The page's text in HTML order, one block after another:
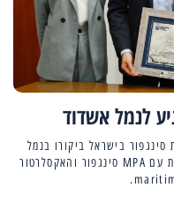
לנמל אשדוד
בישראל ביקורו בנמל
אשדוד במטרה לשתף פעולה בתחום החדשנות עם MPA סינגפור והאקסלרטור